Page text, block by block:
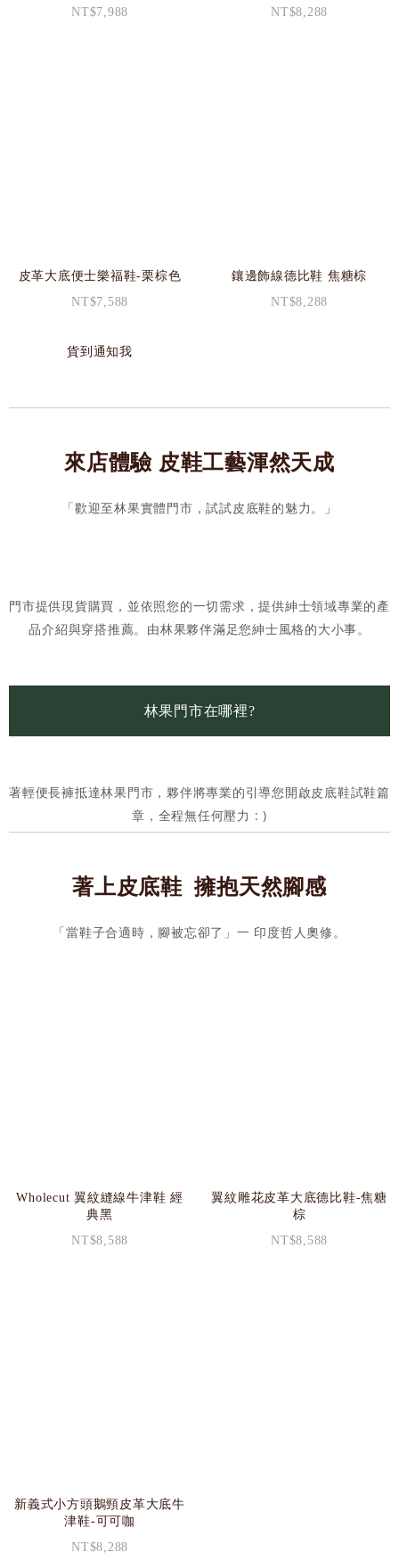
NT$7,988 NT$8,288
貨到通知我
皮革大底便士樂福鞋-栗棕色
NT$7,588
鑲邊飾線德比鞋 焦糖棕
NT$8,288
來店體驗 皮鞋工藝渾然天成
「歡迎至林果實體門市，試試皮底鞋的魅力。」
門市提供現貨購買，並依照您的一切需求，提供紳士領域專業的產
品介紹與穿搭推薦。由林果夥伴滿足您紳士風格的大小事。
林果門市在哪裡?
著輕便長褲抵達林果門市，夥伴將專業的引導您開啟皮底鞋試鞋篇
章，全程無任何壓力 : )
著上皮底鞋 擁抱天然腳感
「當鞋子合適時，腳被忘卻了」一 印度哲人奧修。
Wholecut 翼紋縫線牛津鞋 經
典黑
NT$8,588
翼紋雕花皮革大底德比鞋-焦糖
棕
NT$8,588
新義式小方頭鵝頸皮革大底牛
津鞋-可可咖
NT$8,288